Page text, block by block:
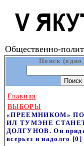
Общественно-
Поиск (одно
Главная
ВЫБОРЫ
«ПРЕЕМНИКОМ»
ИЛ ТУМЭНЕ
ДОЛГУНОВ. Он
всерьез и надолго [0]